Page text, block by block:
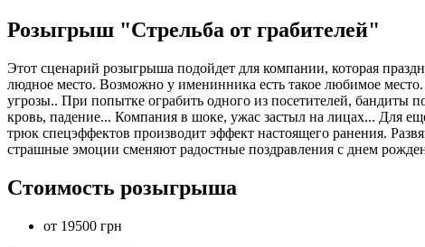
Розыгрыш "Стрельба от грабителей"
Этот сценарий розыгрыша подойдет для компании, которая
людное место. Возможно у именинника есть такое любимое
угрозы.. При попытке ограбить одного из посетителей, бандиты
кровь, падение... Компания в шоке, ужас застыл на лицах... Для
трюк спецэффектов производит эффект настоящего ранения.
страшные эмоции сменяют радостные поздравления с днем
Стоимость розыгрыша
от 19500 грн